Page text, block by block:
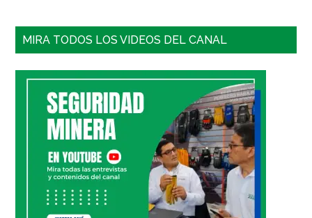
MIRA TODOS LOS VIDEOS DEL CANAL